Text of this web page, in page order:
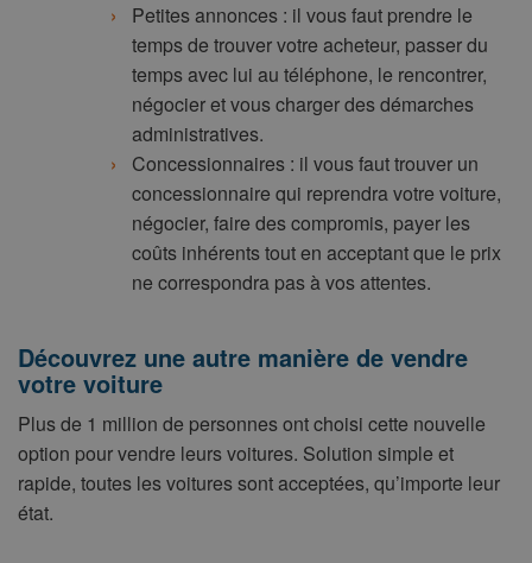
Petites annonces : il vous faut prendre le
temps de trouver votre acheteur, passer du
temps avec lui au téléphone, le rencontrer,
négocier et vous charger des démarches
administratives.
Concessionnaires : il vous faut trouver un
concessionnaire qui reprendra votre voiture,
négocier, faire des compromis, payer les
coûts inhérents tout en acceptant que le prix
ne correspondra pas à vos attentes.
Découvrez une autre manière de vendre
votre voiture
Plus de 1 million de personnes ont choisi cette nouvelle
option pour vendre leurs voitures. Solution simple et
rapide, toutes les voitures sont acceptées, qu’importe leur
état.